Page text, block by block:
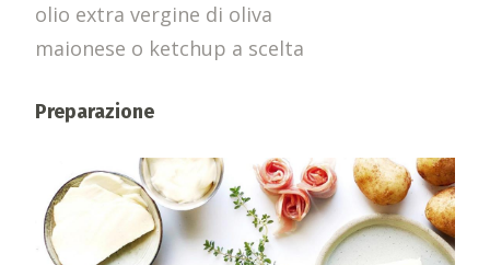
olio extra vergine di oliva
maionese o ketchup a scelta
Preparazione